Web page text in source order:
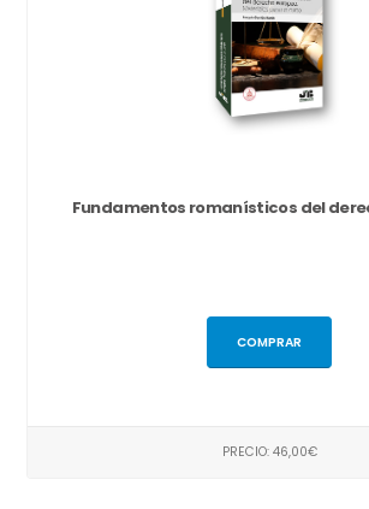
Fundamentos romanísticos del
COMPRAR
PRECIO: 46,00€